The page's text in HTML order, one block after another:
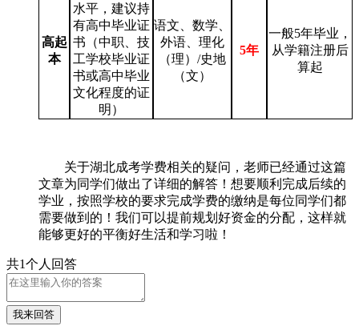
高起
本
水平，建议持
有高中毕业证
书（中职、技
工学校毕业证
书或高中毕业
文化程度的证
明）
语文、数学、
外语、理化
（理） /史地
（文）
5年
一般5年毕业，
从学籍注册后
算起
关于湖北成考学费相关的疑问，老师已经通过这篇
文章为同学们做出了详细的解答！想要顺利完成后续的
学业，按照学校的要求完成学费的缴纳是每位同学们都
需要做到的！我们可以提前规划好资金的分配，这样就
能够更好的平衡好生活和学习啦！
共1个人回答
我来回答